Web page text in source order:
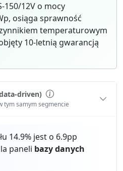
150/12V o mocy
osiąga sprawność
temperaturowym
10-letnią gwarancją
driven)
tym samym segmencie
14.9% jest o 6.9pp
paneli bazy danych